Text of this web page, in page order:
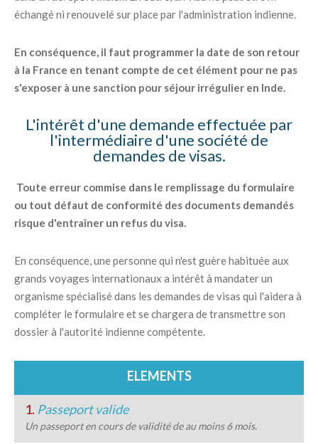
échangé ni renouvelé sur place par l'administration indienne.
En conséquence, il faut programmer la date de son retour
à la France en tenant compte de cet élément pour ne pas
s'exposer à une sanction pour séjour irrégulier en Inde.
L'intérêt d'une demande effectuée par
l'intermédiaire d'une société de
demandes de visas.
Toute erreur commise dans le remplissage du formulaire
ou tout défaut de conformité des documents demandés
risque d'entraîner un refus du visa.
En conséquence, une personne qui n'est guère habituée aux
grands voyages internationaux a intérêt à mandater un
organisme spécialisé dans les demandes de visas qui l'aidera à
compléter le formulaire et se chargera de transmettre son
dossier à l'autorité indienne compétente.
ELEMENTS
1. Passeport valide
Un passeport en cours de validité de au moins 6 mois.